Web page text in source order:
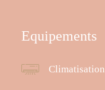
Equipements
Climatisation